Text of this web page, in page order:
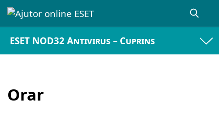
ESET NOD32 Antivirus – Cuprins
Orar